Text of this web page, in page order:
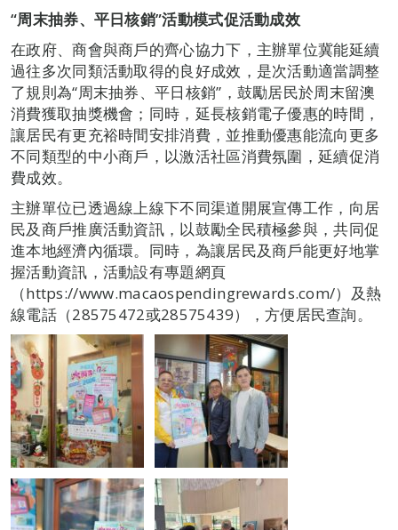
“周末抽券、平日核銷”活動模式促活動成效
在政府、商會與商戶的齊心協力下，主辦單位冀能延續
過往多次同類活動取得的良好成效，是次活動適當調整
了規則為“周末抽券、平日核銷”，鼓勵居民於周末留澳
消費獲取抽獎機會；同時，延長核銷電子優惠的時間，
讓居民有更充裕時間安排消費，並推動優惠能流向更多
不同類型的中小商戶，以激活社區消費氛圍，延續促消
費成效。
主辦單位已透過線上線下不同渠道開展宣傳工作，向居
民及商戶推廣活動資訊，以鼓勵全民積極參與，共同促
進本地經濟內循環。同時，為讓居民及商戶能更好地掌
握活動資訊，活動設有專題網頁
（https://www.macaospendingrewards.com/）及熱
線電話（28575472或28575439），方便居民查詢。